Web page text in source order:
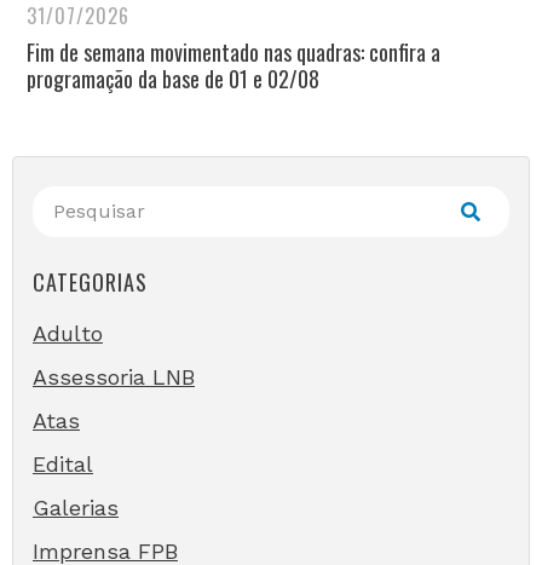
31/07/2026
Fim de semana movimentado nas quadras: confira a
programação da base de 01 e 02/08
CATEGORIAS
Adulto
Assessoria LNB
Atas
Edital
Galerias
Imprensa FPB